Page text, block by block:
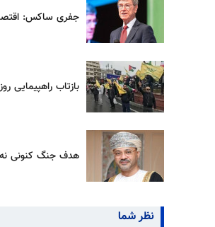
جفری ساکس:
بازتاب راهپیمایی
هدف جنگ کنونی نه
نظر شما